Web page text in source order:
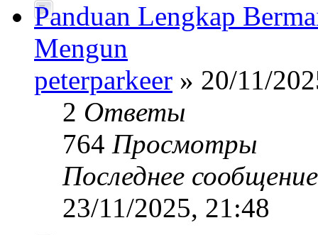
Panduan Lengkap
Mengun
peterparkeer » 20/11/
2 Ответы
764 Просмотры
Последнее
23/11/2025, 21:48